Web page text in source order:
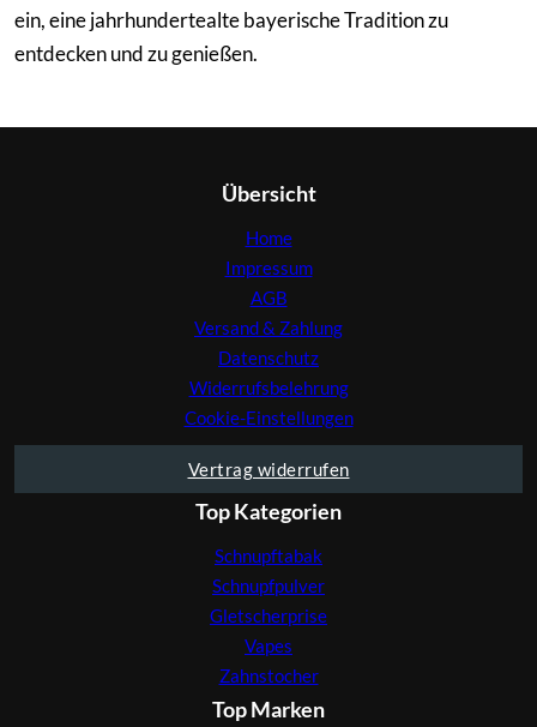
ein, eine jahrhundertealte bayerische Tradition zu
entdecken und zu genießen.
Übersicht
Home
Impressum
AGB
Versand & Zahlung
Datenschutz
Widerrufsbelehrung
Cookie-Einstellungen
Vertrag widerrufen
Top Kategorien
Schnupftabak
Schnupfpulver
Gletscherprise
Vapes
Zahnstocher
Top Marken